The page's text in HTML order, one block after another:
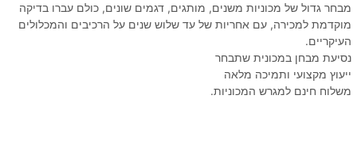
מבחר גדול של מכוניות משנים, מותגים, דגמים שונים, כולם עברו בדיקה
מוקדמת למכירה, עם אחריות של עד שלוש שנים על הרכיבים והמכלולים
העיקריים.
נסיעת מבחן במכונית שתבחר
ייעוץ מקצועי ותמיכה מלאה
משלוח חינם למגרש המכוניות.